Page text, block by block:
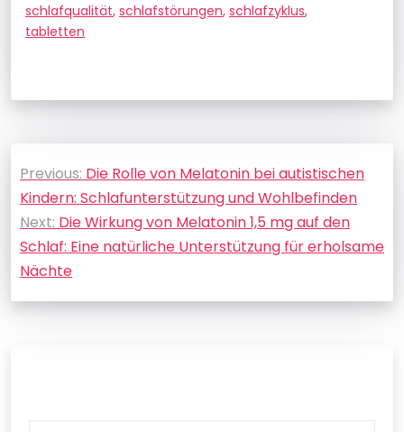
schlafqualität, schlafstörungen, schlafzyklus,
tabletten
Beitragsnavigation
Previous: Die Rolle von Melatonin bei autistischen
Kindern: Schlafunterstützung und Wohlbefinden
Next: Die Wirkung von Melatonin 1,5 mg auf den
Schlaf: Eine natürliche Unterstützung für erholsame
Nächte